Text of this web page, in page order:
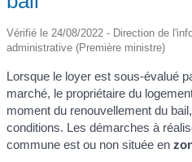
Vérifié le 24/08/2022 - Direction de
administrative (Première ministre)
Lorsque le loyer est sous-évalué
marché, le propriétaire du
moment du renouvellement du
conditions. Les démarches à
commune est ou non située en